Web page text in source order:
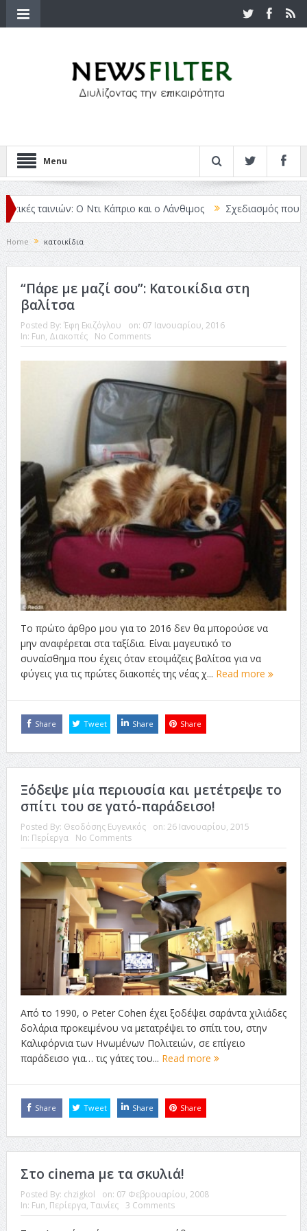
Menu
ταινιών: Ο Ντι Κάπριο και ο Λάνθιμος Σχεδιασμός που
Home κατοικίδια
“Πάρε με μαζί σου”: Κατοικίδια στη
βαλίτσα
Posted By: Έφη Εκιζόγλου on: 07 Ιανουαρίου, 2016
In: Fun, Διακοπές No Comments
Το πρώτο άρθρο μου για το 2016 δεν θα μπορούσε να
μην αναφέρεται στα ταξίδια. Είναι μαγευτικό το
συναίσθημα που έχεις όταν ετοιμάζεις βαλίτσα για να
φύγεις για τις πρώτες διακοπές της νέας χ... Read more
Share Tweet Share Share
Ξόδεψε μία περιουσία και μετέτρεψε το
σπίτι του σε γατό-παράδεισο!
Posted By: Θεοδόσης Ευγενικός on: 26 Ιανουαρίου, 2015
In: Περίεργα No Comments
Από το 1990, ο Peter Cohen έχει ξοδέψει σαράντα χιλιάδες
δολάρια προκειμένου να μετατρέψει το σπίτι του, στην
Καλιφόρνια των Ηνωμένων Πολιτειών, σε επίγειο
παράδεισο για… τις γάτες του... Read more
Share Tweet Share Share
Στο cinema με τα σκυλιά!
Posted By: chzigkol on: 07 Φεβρουαρίου, 2008
In: Fun, Περίεργα, Ταινίες 3 Comments